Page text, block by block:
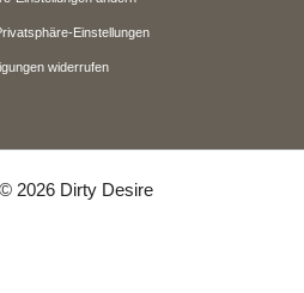
Einstellungen
widerrufen
2026 Dirty Desire